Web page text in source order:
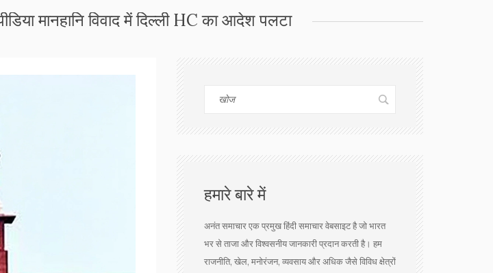
मानहानि विवाद में दिल्ली HC का आदेश पलटा
हमारे बारे में
अनंत समाचार एक प्रमुख हिंदी समाचार वेबसाइट है जो भारत
भर से ताजा और विश्वसनीय जानकारी प्रदान करती है। हम
राजनीति, खेल, मनोरंजन, व्यवसाय और अधिक जैसे विविध क्षेत्रों